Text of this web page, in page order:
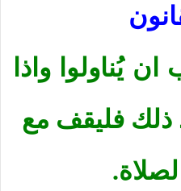
يُناولوا واذا
فليقف مع